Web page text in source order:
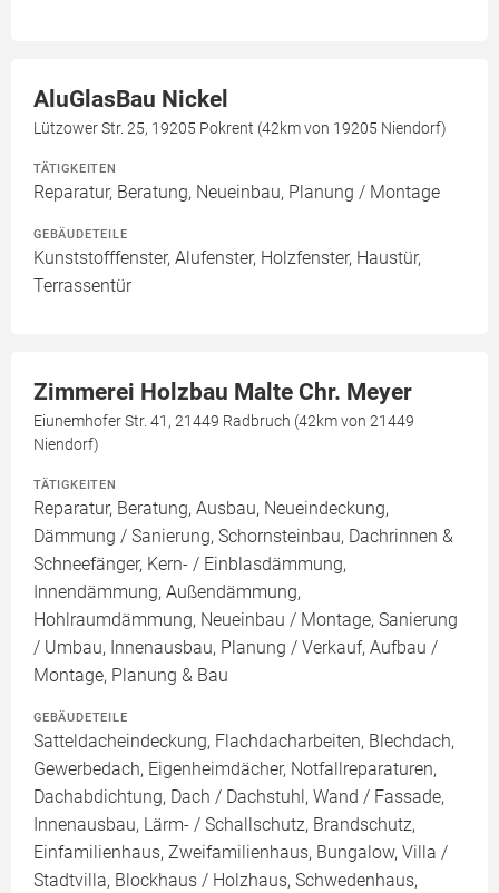
AluGlasBau Nickel
Lützower Str. 25, 19205 Pokrent (42km von 19205 Niendorf)
TÄTIGKEITEN
Reparatur, Beratung, Neueinbau, Planung / Montage
GEBÄUDETEILE
Kunststofffenster, Alufenster, Holzfenster, Haustür,
Terrassentür
Zimmerei Holzbau Malte Chr. Meyer
Eiunemhofer Str. 41, 21449 Radbruch (42km von 21449
Niendorf)
TÄTIGKEITEN
Reparatur, Beratung, Ausbau, Neueindeckung,
Dämmung / Sanierung, Schornsteinbau, Dachrinnen &
Schneefänger, Kern- / Einblasdämmung,
Innendämmung, Außendämmung,
Hohlraumdämmung, Neueinbau / Montage, Sanierung
/ Umbau, Innenausbau, Planung / Verkauf, Aufbau /
Montage, Planung & Bau
GEBÄUDETEILE
Satteldacheindeckung, Flachdacharbeiten, Blechdach,
Gewerbedach, Eigenheimdächer, Notfallreparaturen,
Dachabdichtung, Dach / Dachstuhl, Wand / Fassade,
Innenausbau, Lärm- / Schallschutz, Brandschutz,
Einfamilienhaus, Zweifamilienhaus, Bungalow, Villa /
Stadtvilla, Blockhaus / Holzhaus, Schwedenhaus,